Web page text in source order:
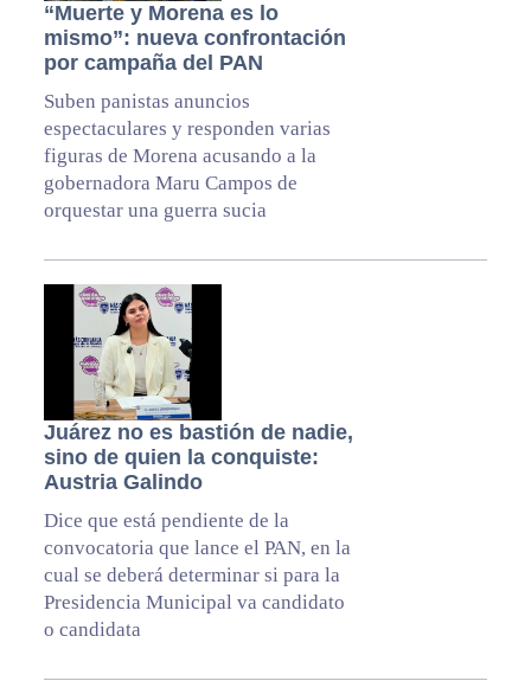
“Muerte y Morena es lo
mismo”: nueva confrontación
por campaña del PAN
Suben panistas anuncios
espectaculares y responden varias
figuras de Morena acusando a la
gobernadora Maru Campos de
orquestar una guerra sucia
Juárez no es bastión de nadie,
sino de quien la conquiste:
Austria Galindo
Dice que está pendiente de la
convocatoria que lance el PAN, en la
cual se deberá determinar si para la
Presidencia Municipal va candidato
o candidata